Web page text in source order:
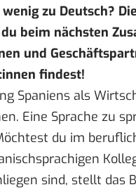
zu Deutsch?
beim nächsten
und
findest!
Spaniens als
Eine Sprache zu
du im
sind, stellt das